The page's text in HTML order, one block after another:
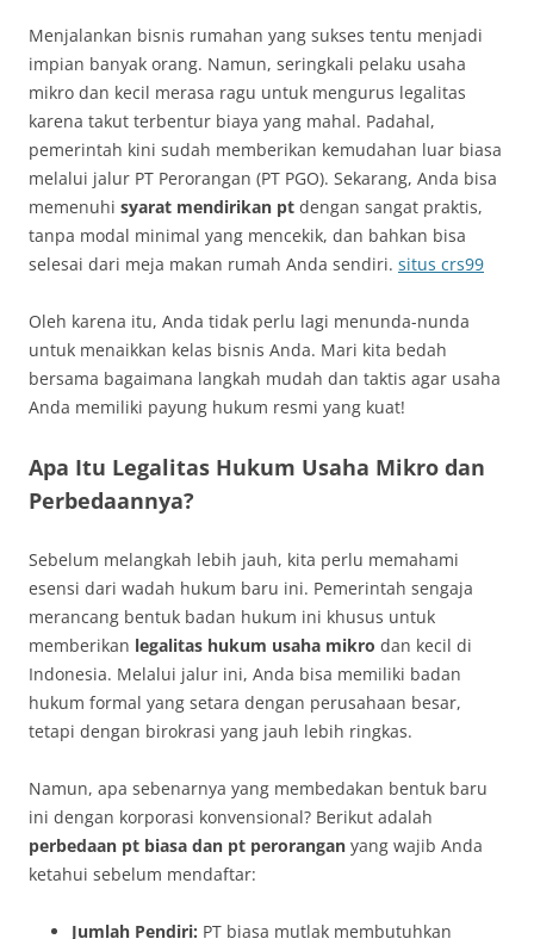
Menjalankan bisnis rumahan yang sukses tentu menjadi
impian banyak orang. Namun, seringkali pelaku usaha
mikro dan kecil merasa ragu untuk mengurus legalitas
karena takut terbentur biaya yang mahal. Padahal,
pemerintah kini sudah memberikan kemudahan luar biasa
melalui jalur PT Perorangan (PT PGO). Sekarang, Anda bisa
memenuhi syarat mendirikan pt dengan sangat praktis,
tanpa modal minimal yang mencekik, dan bahkan bisa
selesai dari meja makan rumah Anda sendiri. situs crs99
Oleh karena itu, Anda tidak perlu lagi menunda-nunda
untuk menaikkan kelas bisnis Anda. Mari kita bedah
bersama bagaimana langkah mudah dan taktis agar usaha
Anda memiliki payung hukum resmi yang kuat!
Apa Itu Legalitas Hukum Usaha Mikro dan
Perbedaannya?
Sebelum melangkah lebih jauh, kita perlu memahami
esensi dari wadah hukum baru ini. Pemerintah sengaja
merancang bentuk badan hukum ini khusus untuk
memberikan legalitas hukum usaha mikro dan kecil di
Indonesia. Melalui jalur ini, Anda bisa memiliki badan
hukum formal yang setara dengan perusahaan besar,
tetapi dengan birokrasi yang jauh lebih ringkas.
Namun, apa sebenarnya yang membedakan bentuk baru
ini dengan korporasi konvensional? Berikut adalah
perbedaan pt biasa dan pt perorangan yang wajib Anda
ketahui sebelum mendaftar:
Jumlah Pendiri: PT biasa mutlak membutuhkan